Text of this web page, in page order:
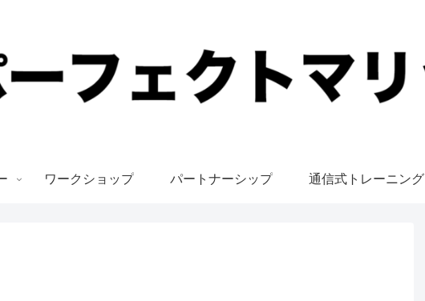
ワークショップ パートナーシップ 通信式トレーニング